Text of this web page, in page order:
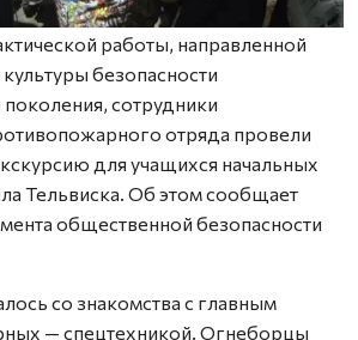
работы, направленной
безопасности
сотрудники
отряда провели
для учащихся начальных
Тельвиска. Об этом сообщает
общественной безопасности
со знакомства с главным
— спецтехникой. Огнеборцы